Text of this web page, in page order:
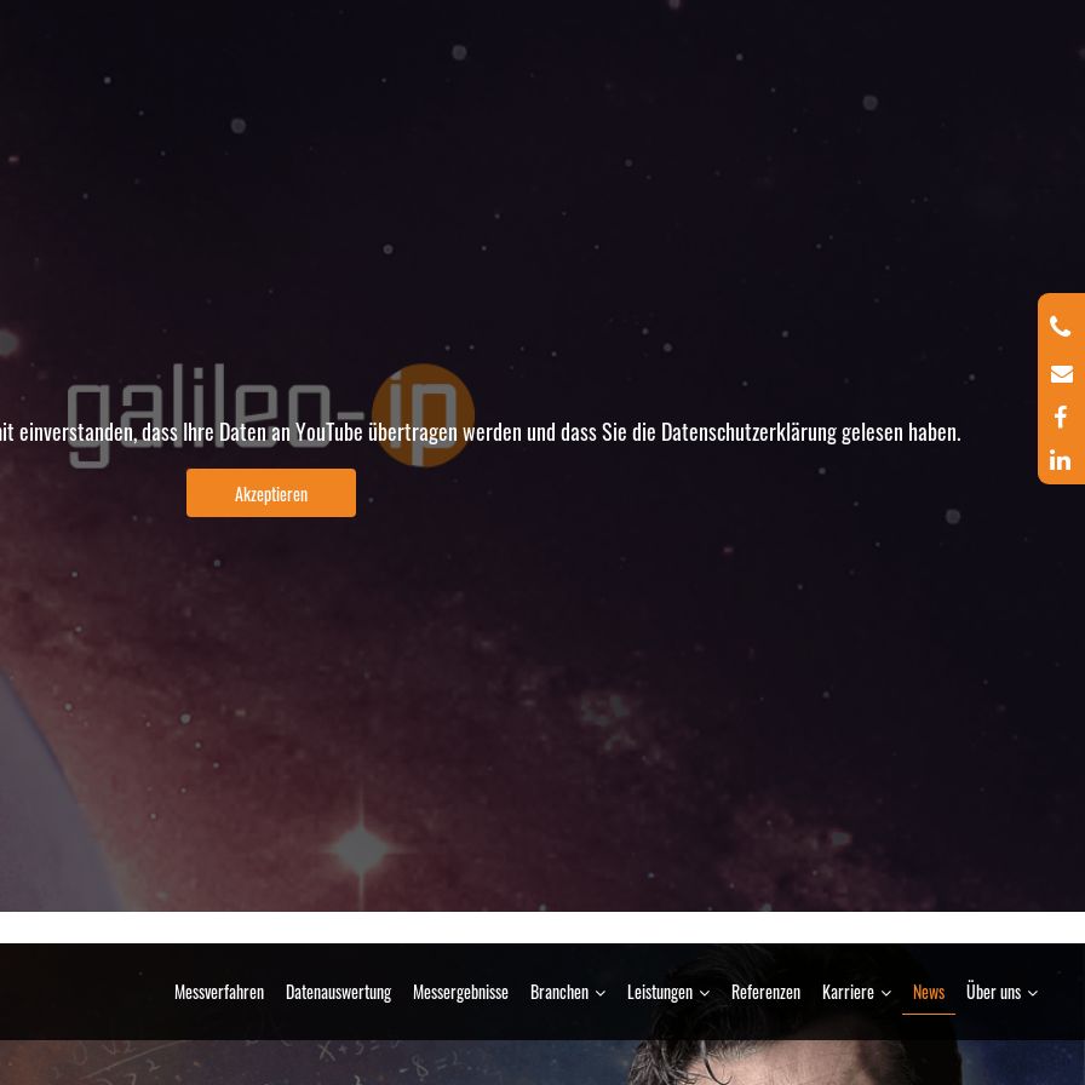
einverstanden, dass Ihre Daten an YouTube übertragen werden und dass Sie die Datenschutzerklärung gelesen haben.
Messverfahren Datenauswertung Messergebnisse Branchen Leistungen Referenzen Karriere News Über uns